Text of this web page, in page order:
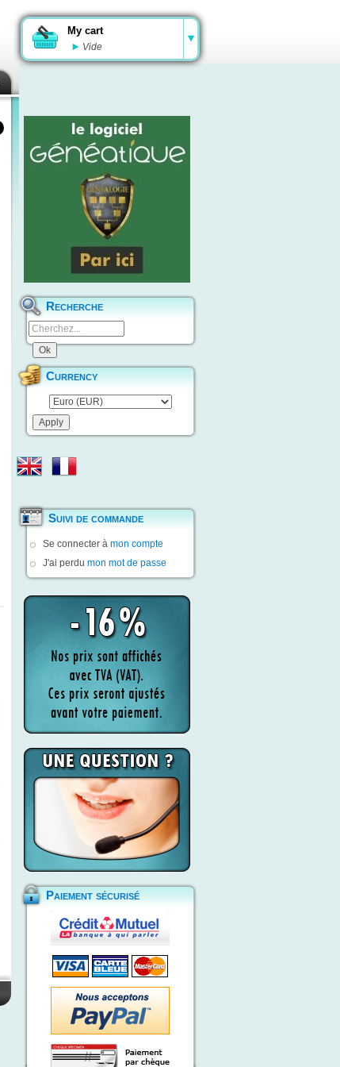
My cart
Vide
Recherche
Currency
Suivi de commande
Se connecter à mon compte
J'ai perdu mon mot de passe
Paiement sécurisé